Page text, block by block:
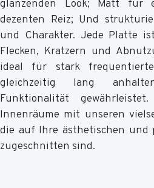
glänzenden Look; Matt für
dezenten Reiz; Und
und Charakter. Jede Platte
Flecken, Kratzern und
ideal für stark
gleichzeitig lang
Funktionalität
Innenräume mit unseren
die auf Ihre ästhetischen und
zugeschnitten sind.